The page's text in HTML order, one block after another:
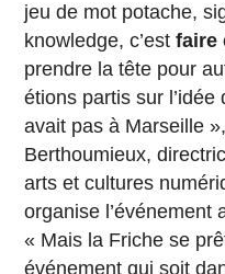
jeu de mot potache,
knowledge, c’estfaire
prendre la tête pour
étions partis sur l’idée
avait pas à Marseille
Berthoumieux,
arts et cultures
organise l’événement
« Mais la Friche se
événement qui soit